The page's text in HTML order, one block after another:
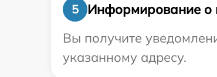
5
Информирование о
Вы получите
указанному адресу.